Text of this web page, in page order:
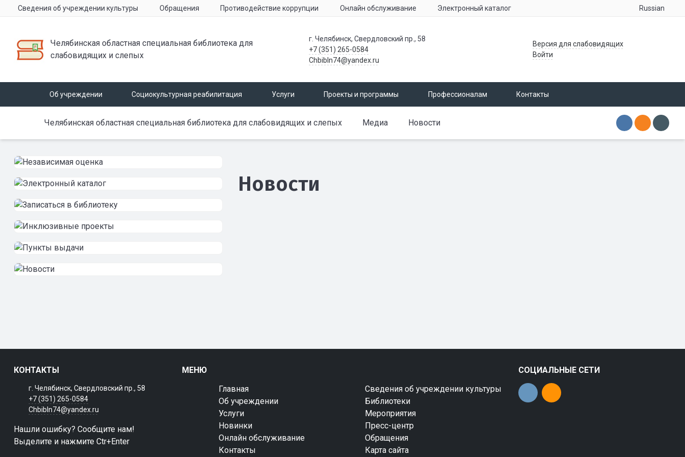
Сведения об учреждении культуры Обращения Противодействие коррупции Онлайн обслуживание Электронный каталог Russian
Челябинская областная специальная библиотека для
слабовидящих и слепых
г. Челябинск, Свердловский пр., 58
+7 (351) 265-0584
Chbibln74@yandex.ru
Версия для слабовидящих
Войти
Об учреждении Социокультурная реабилитация Услуги Проекты и программы Профессионалам Контакты
Челябинская областная специальная библиотека для слабовидящих и слепых Медиа Новости
Новости
КОНТАКТЫ
г. Челябинск, Свердловский пр., 58
+7 (351) 265-0584
Chbibln74@yandex.ru
Нашли ошибку? Сообщите нам!
Выделите и нажмите Ctr+Enter
МЕНЮ
Главная
Сведения об учреждении культуры
Об учреждении
Библиотеки
Услуги
Мероприятия
Новинки
Пресс-центр
Онлайн обслуживание
Обращения
Контакты
Карта сайта
СОЦИАЛЬНЫЕ СЕТИ